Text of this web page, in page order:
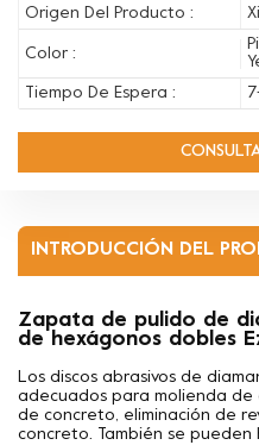
Origen Del Producto :
Color :
Tiempo De Espera :
INTRODUCCIÓN DEL
Zapata de pulido de
de hexágonos dobles
Los discos abrasivos de
adecuados para molienda de
de concreto, eliminación de
concreto. También se